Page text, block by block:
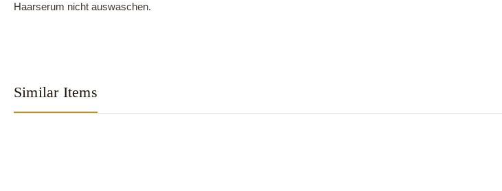
Haarserum nicht auswaschen.
Similar Items